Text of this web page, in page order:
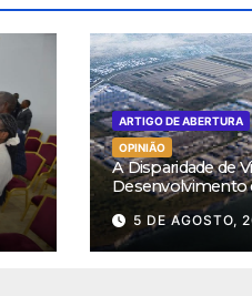
ARTIGO DE ABERTURA
OPINIÃO
A Disparidade de
Desenvolvimento
5 DE AGOSTO,